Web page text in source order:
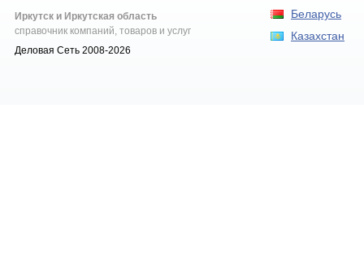
Беларусь
Казахстан
Иркутск и Иркутская область
справочник компаний, товаров и услуг
Деловая Сеть 2008-2026